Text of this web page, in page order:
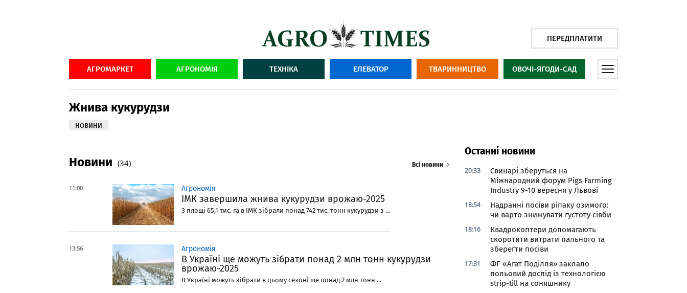
ПЕРЕДПЛАТИТИ
АГРОМАРКЕТ АГРОНОМІЯ ТЕХНІКА ЕЛЕВАТОР ТВАРИННИЦТВО ОВОЧІ-ЯГОДИ-САД
Жнива кукурудзи
НОВИНИ
Новини (34) Всі новини
11:00 Агрономія
ІМК завершила жнива кукурудзи врожаю-2025
З площі 65,1 тис. га в ІМК зібрали понад 742 тис. тонн кукурудзи з ...
13:56 Агрономія
В Україні ще можуть зібрати понад 2 млн тонн кукурудзи
врожаю-2025
В Україні можуть зібрати в цьому сезоні ще понад 2 млн тонн ...
Останні новини
20:33
Свинарі зберуться на
Міжнародний форум Pigs Farming
Industry 9-10 вересня у Львові
18:54
Надранні посіви ріпаку озимого:
чи варто знижувати густоту сівби
18:16
Квадрокоптери допомагають
скоротити витрати пального та
зберегти посіви
17:31
ФГ «Агат Поділля» заклало
польовий дослід із технологією
strip-till на соняшнику